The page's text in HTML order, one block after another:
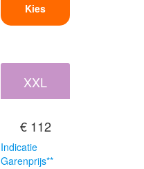
Kies
XXL
€ 112
Indicatie
Garenprijs**